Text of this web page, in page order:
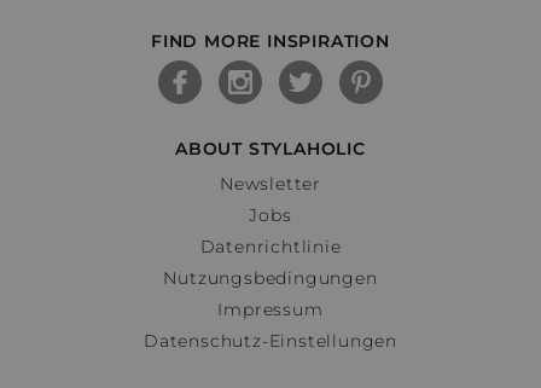
FIND MORE INSPIRATION
ABOUT STYLAHOLIC
Newsletter
Jobs
Datenrichtlinie
Nutzungsbedingungen
Impressum
Datenschutz-Einstellungen